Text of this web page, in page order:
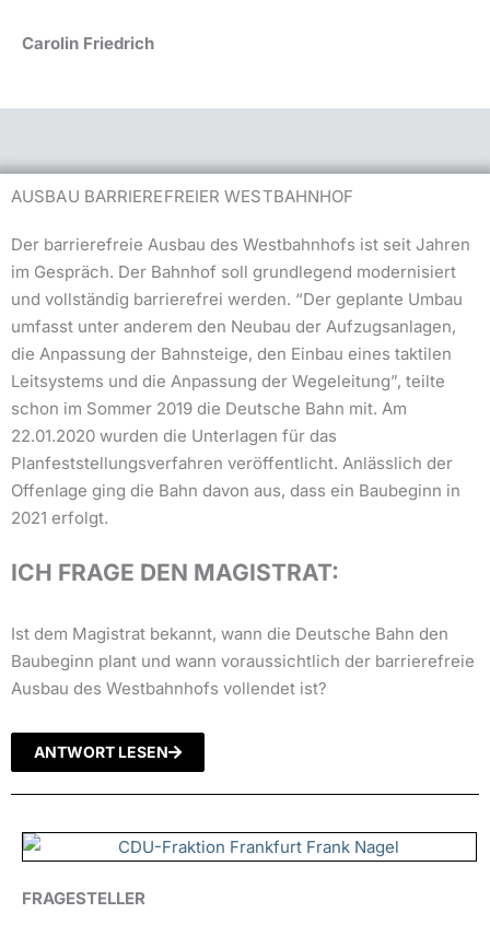
Carolin Friedrich
AUSBAU BARRIEREFREIER WESTBAHNHOF
Der barrierefreie Ausbau des Westbahnhofs ist seit Jahren
im Gespräch. Der Bahnhof soll grundlegend modernisiert
und vollständig barrierefrei werden. “Der geplante Umbau
umfasst unter anderem den Neubau der Aufzugsanlagen,
die Anpassung der Bahnsteige, den Einbau eines taktilen
Leitsystems und die Anpassung der Wegeleitung”, teilte
schon im Sommer 2019 die Deutsche Bahn mit. Am
22.01.2020 wurden die Unterlagen für das
Planfeststellungsverfahren veröffentlicht. Anlässlich der
Offenlage ging die Bahn davon aus, dass ein Baubeginn in
2021 erfolgt.
ICH FRAGE DEN MAGISTRAT:
Ist dem Magistrat bekannt, wann die Deutsche Bahn den
Baubeginn plant und wann voraussichtlich der barrierefreie
Ausbau des Westbahnhofs vollendet ist?
ANTWORT LESEN
FRAGESTELLER